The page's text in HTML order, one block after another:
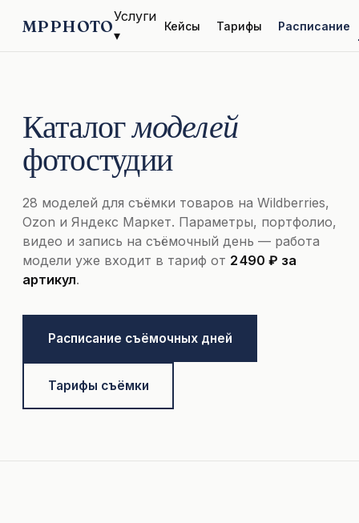
MPPHOTOУслуги
▾
Кейсы Тарифы Расписание
Каталогмоделей
фотостудии
28 моделей для съёмки товаров на Wildberries,
Ozon и Яндекс Маркет. Параметры, портфолио,
видео и запись на съёмочный день — работа
модели уже входит в тариф от 2 490 ₽ за
артикул.
Расписание съёмочных дней
Тарифы съёмки